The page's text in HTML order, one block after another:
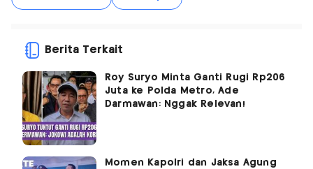
Berita Terkait
Roy Suryo Minta Ganti Rugi Rp206
Juta ke Polda Metro, Ade
Darmawan: Nggak Relevan!
Momen Kapolri dan Jaksa Agung